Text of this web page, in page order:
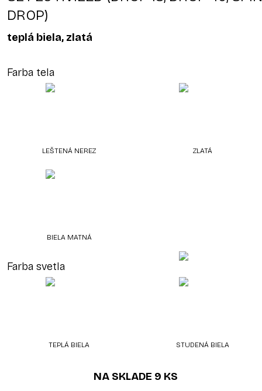
DROP)
teplá biela, zlatá
Farba tela
LEŠTENÁ NEREZ ZLATÁ
BIELA MATNÁ
Farba svetla
TEPLÁ BIELA STUDENÁ BIELA
NA SKLADE 9 KS